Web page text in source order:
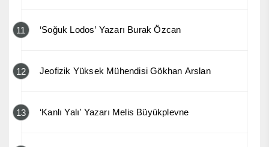
11 ‘Soğuk Lodos’ Yazarı Burak Özcan
12 Jeofizik Yüksek Mühendisi Gökhan Arslan
13 ‘Kanlı Yalı’ Yazarı Melis Büyükplevne